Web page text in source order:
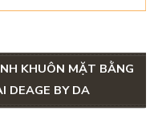
KHUÔN MẶT BẰNG
DEAGE BY DA